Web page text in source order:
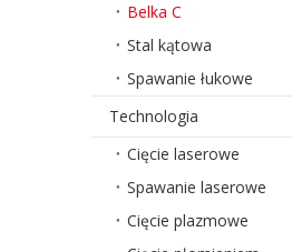
Belka C
Stal kątowa
Spawanie łukowe
Technologia
Cięcie laserowe
Spawanie laserowe
Cięcie plazmowe